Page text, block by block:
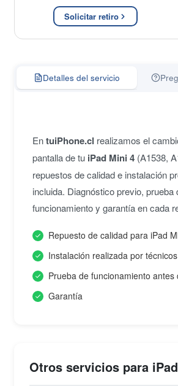
Solicitar retiro
Detalles del servicio
EntuiPhone.cl realizamos el
pantalla de tu iPad Mini 4(A1538,
repuestos de calidad e instalación
incluida. Diagnóstico previo, prueba
funcionamiento y garantía en cada
Repuesto de calidad para iPad
Instalación realizada por
Prueba de funcionamiento antes
Garantía
Otros servicios para